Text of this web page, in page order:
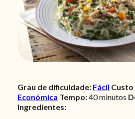
Grau de dificuldade: Fácil Custo
Económica Tempo:40 minutos
Ingredientes: